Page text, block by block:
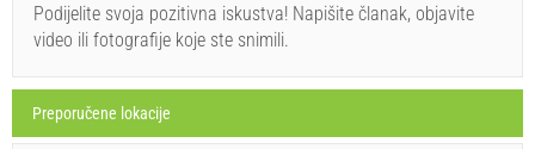
Podijelite svoja pozitivna iskustva! Napišite članak, objavite
video ili fotografije koje ste snimili.
Preporučene lokacije